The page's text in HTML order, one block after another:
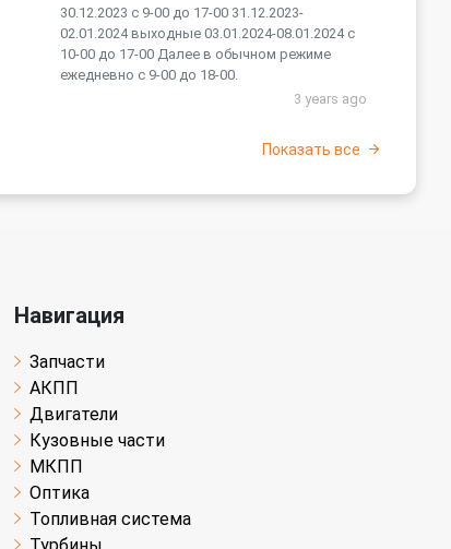
30.12.2023 с 9-00 до 17-00 31.12.2023-
02.01.2024 выходные 03.01.2024-08.01.2024 с
10-00 до 17-00 Далее в обычном режиме
ежедневно с 9-00 до 18-00.
3 years ago
Показать все
Навигация
Запчасти
АКПП
Двигатели
Кузовные части
МКПП
Оптика
Топливная система